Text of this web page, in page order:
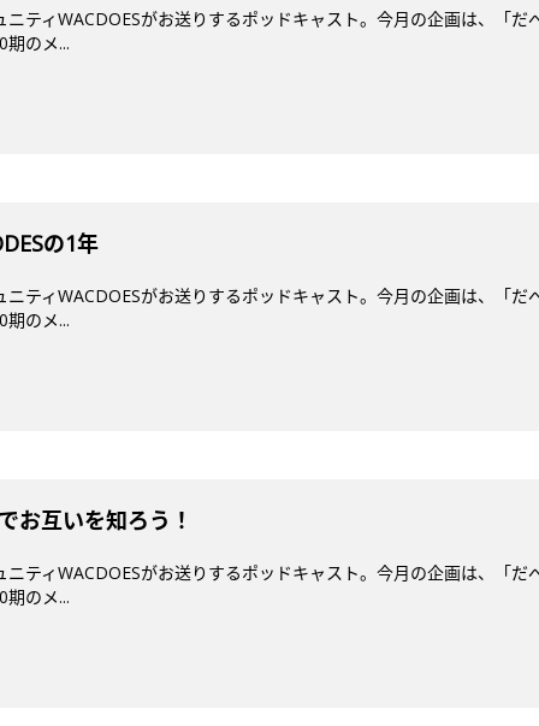
ニティWACDOESがお送りするポッドキャスト。今月の企画は、「
期のメ...
の1年
ニティWACDOESがお送りするポッドキャスト。今月の企画は、「
期のメ...
お互いを知ろう！
ニティWACDOESがお送りするポッドキャスト。今月の企画は、「
期のメ...